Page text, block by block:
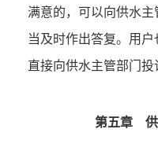
满意的，可以向供水
当及时作出答复。用
直接向供水主管部门投
第五章 供